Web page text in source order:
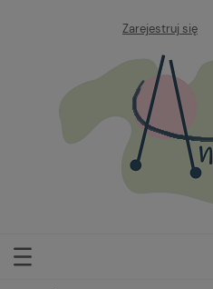
Zarejestruj się